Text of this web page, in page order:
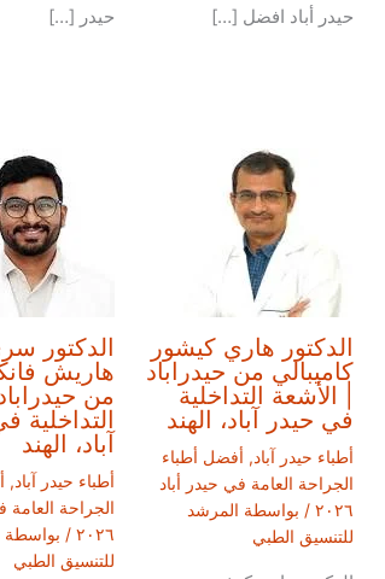
حيدر أباد افضل […]
حيدر […]
الدكتور هاري كيشور
كاميبالي من حيدراباد
| الأشعة التداخلية
في حيدر آباد، الهند
أطباء حيدر آباد, أفضل أطباء
الجراحة العامة في حيدر أباد
٢٠٢٦ / بواسطة المرشد
للتنسيق الطبي
الدكتور
هاريش
من
التداخلية
آباد، الهند
أطباء حيدر آباد,
الجراحة العامة
٢٠٢٦ / بواسطة
للتنسيق الطبي